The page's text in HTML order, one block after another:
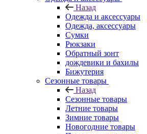
Назад
Одежда и аксессуары
Одежда, аксессуары
Сумки
Рюкзаки
Обратный зонт
дождевики и бахилы
Бижутерия
Сезонные товары
Назад
Сезонные товары
Летние товары
Зимние товары
Новогодние товары